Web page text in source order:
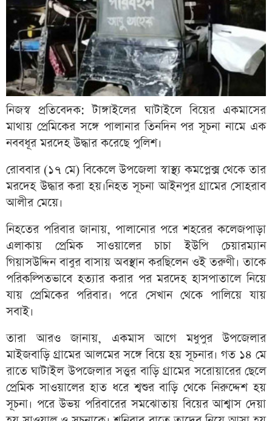
নিজস্ব প্রতিবেদক: টাঙ্গাইলের ঘাটাইলে বিয়ের একমাসের
মাথায় প্রেমিকের সঙ্গে পালানার তিনদিন পর সূচনা নামে এক
নববধূর মরদেহ উদ্ধার করেছে পুলিশ।
রোববার (১৭ মে) বিকেলে উপজেলা স্বাস্থ্য কমপ্লেক্স থেকে তার
মরদেহ উদ্ধার করা হয়।নিহত সূচনা আইনপুর গ্রামের সোহরাব
আলীর মেয়ে।
নিহতের পরিবার জানায়, পালানোর পরে শহরের কলেজপাড়া
এলাকায় প্রেমিক সাওয়ালের চাচা ইউপি চেয়ারম্যান
গিয়াসউদ্দিন বাবুর বাসায় অবস্থান করছিলেন ওই তরুণী। তাকে
পরিকল্পিতভাবে হত্যার করার পর মরদেহ হাসপাতালে নিয়ে
যায় প্রেমিকের পরিবার। পরে সেখান থেকে পালিয়ে যায়
সবাই।
তারা আরও জানায়, একমাস আগে মধুপুর উপজেলার
মাইজবাড়ি গ্রামের আলমের সঙ্গে বিয়ে হয় সূচনার। গত ১৪ মে
রাতে ঘাটাইল উপজেলার সত্তুর বাড়ি গ্রামের সরোয়ারের ছেলে
প্রেমিক সাওয়ালের হাত ধরে শ্বশুর বাড়ি থেকে নিরুদ্দেশ হয়
সূচনা। পরে উভয় পরিবারের সমঝোতায় বিয়ের আশ্বাস দেয়া